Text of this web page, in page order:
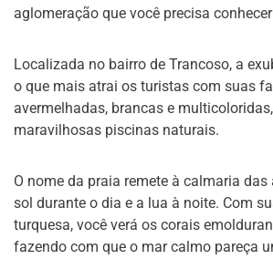
aglomeração que você precisa
Localizada no bairro de Trancoso, a
o que mais atrai os turistas com suas
avermelhadas, brancas e
maravilhosas piscinas naturais.
O nome da praia remete à calmaria das
sol durante o dia e a lua à noite. Com
turquesa, você verá os corais
fazendo com que o mar calmo pareça